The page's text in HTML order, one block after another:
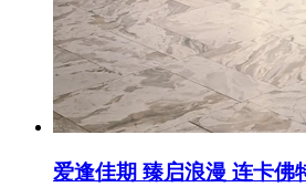
爱逢佳期 臻启浪漫 连卡佛